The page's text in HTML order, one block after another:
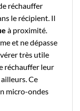
réchauffer
le récipient. Il
à proximité.
et ne dépasse
très utile
réchauffer leur
Ce
micro-ondes